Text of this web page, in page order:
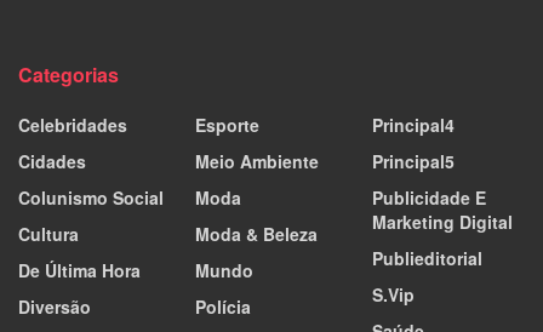
Categorias
Celebridades
Cidades
Colunismo Social
Cultura
De Última Hora
Diversão
Esporte
Meio Ambiente
Moda
Moda & Beleza
Mundo
Polícia
Principal4
Principal5
Publicidade E
Marketing Digital
Publieditorial
S.Vip